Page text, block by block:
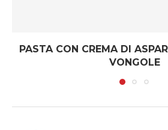
PASTA CON CREMA DI
VONGOLE